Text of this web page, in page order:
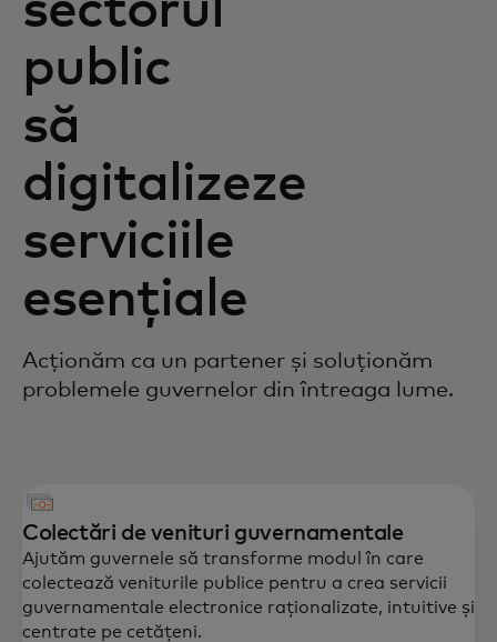
public
să
digitalizeze
serviciile
esențiale
Acționăm ca un partener și soluționăm
problemele guvernelor din întreaga lume.
Colectări de venituri guvernamentale
Ajutăm guvernele să transforme modul în care
colectează veniturile publice pentru a crea servicii
guvernamentale electronice raționalizate, intuitive și
centrate pe cetățeni.